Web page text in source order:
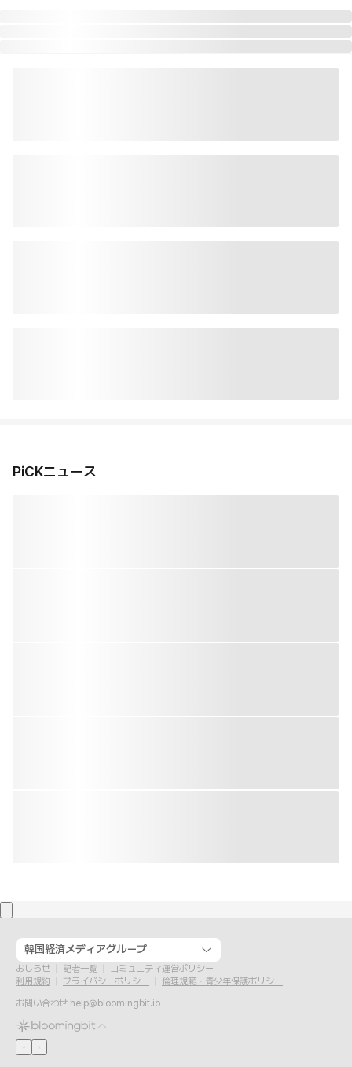
PiCKニュース
韓国経済メディアグループ
おしらせ 記者一覧
コミュニティ運営ポリシー
利用規約
プライバシーポリシー
倫理規範・青少年保護ポリシー
お問い合わせ help@bloomingbit.io